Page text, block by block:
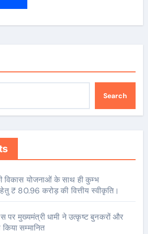
Search
विकास योजनाओं के साथ ही कुम्भ
₹ 80.96 करोड़ की वित्तीय स्वीकृति।
पर मुख्यमंत्री धामी ने उत्कृष्ट बुनकरों और
सम्मानित